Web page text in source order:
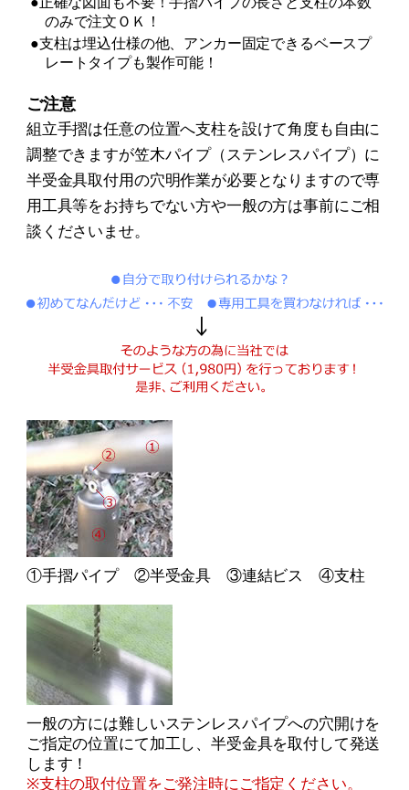
のみで注文ＯＫ！
●支柱は埋込仕様の他、アンカー固定できるベースプ
レートタイプも製作可能！
ご注意
組立手摺は任意の位置へ支柱を設けて角度も自由に
調整できますが笠木パイプ（ステンレスパイプ）に
半受金具取付用の穴明作業が必要となりますので専
用工具等をお持ちでない方や一般の方は事前にご相
談くださいませ。
①手摺パイプ ②半受金具 ③連結ビス ④支柱
一般の方には難しいステンレスパイプへの穴開けを
ご指定の位置にて加工し、半受金具を取付して発送
します！
※支柱の取付位置をご発注時にご指定ください。